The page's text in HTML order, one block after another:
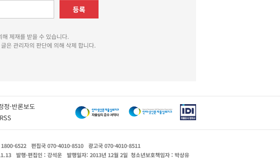
등록
제재를 받을 수 있습니다.
은 관리자의 판단에 의해 삭제 합니다.
정·반론보도
RSS
6522 편집국 070-4010-8510
광고국 070-4010-8511
발행·편집인 : 강석운 발행일자: 2013년 12월 2일 청소년보호책임자 : 박상유